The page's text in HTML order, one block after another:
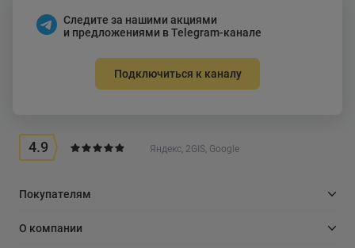
Следите за нашими акциями
и предложениями в Telegram-канале
Подключиться к каналу
4.9 Яндекс, 2GIS, Google
Покупателям
О компании